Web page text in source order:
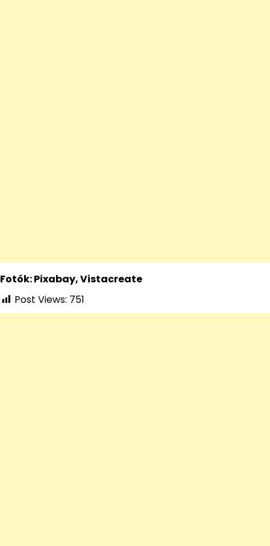
Fotók: Pixabay, Vistacreate
Post Views: 751